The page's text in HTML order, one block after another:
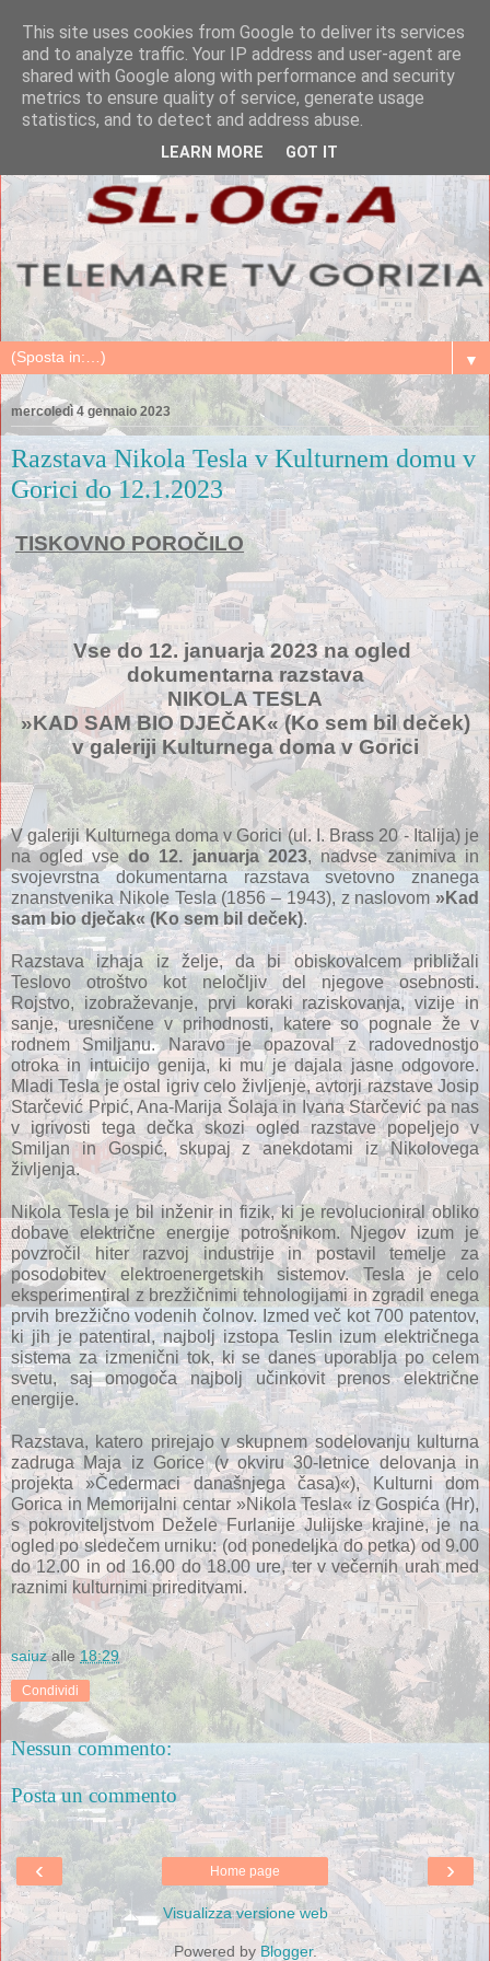
▼
mercoledì 4 gennaio 2023
Razstava Nikola Tesla v Kulturnem domu v
Gorici do 12.1.2023
TISKOVNO POROČILO
Vse do 12. januarja 2023 na ogled
dokumentarna razstava
NIKOLA TESLA
»KAD SAM BIO DJEČAK« (Ko sem bil deček)
v galeriji Kulturnega doma v Gorici
V galeriji Kulturnega doma v Gorici (ul. I. Brass 20 - Italija) je
na ogled vse do 12. januarja 2023, nadvse zanimiva in
svojevrstna dokumentarna razstava svetovno znanega
znanstvenika Nikole Tesla (1856 – 1943), z naslovom »Kad
sam bio dječak« (Ko sem bil deček).
Razstava izhaja iz želje, da bi obiskovalcem približali
Teslovo otroštvo kot neločljiv del njegove osebnosti.
Rojstvo, izobraževanje, prvi koraki raziskovanja, vizije in
sanje, uresničene v prihodnosti, katere so pognale že v
rodnem Smiljanu. Naravo je opazoval z radovednostjo
otroka in intuicijo genija, ki mu je dajala jasne odgovore.
Mladi Tesla je ostal igriv celo življenje, avtorji razstave Josip
Starčević Prpić, Ana-Marija Šolaja in Ivana Starčević pa nas
v igrivosti tega dečka skozi ogled razstave popeljejo v
Smiljan in Gospić, skupaj z anekdotami iz Nikolovega
življenja.
Nikola Tesla je bil inženir in fizik, ki je revolucioniral obliko
dobave električne energije potrošnikom. Njegov izum je
povzročil hiter razvoj industrije in postavil temelje za
posodobitev elektroenergetskih sistemov. Tesla je celo
eksperimentiral z brezžičnimi tehnologijami in zgradil enega
prvih brezžično vodenih čolnov. Izmed več kot 700 patentov,
ki jih je patentiral, najbolj izstopa Teslin izum električnega
sistema za izmenični tok, ki se danes uporablja po celem
svetu, saj omogoča najbolj učinkovit prenos električne
energije.
Razstava, katero prirejajo v skupnem sodelovanju kulturna
zadruga Maja iz Gorice (v okviru 30-letnice delovanja in
projekta »Čedermaci današnjega časa)«), Kulturni dom
Gorica in Memorijalni centar »Nikola Tesla« iz Gospića (Hr),
s pokroviteljstvom Dežele Furlanije Julijske krajine, je na
ogled po sledečem urniku: (od ponedeljka do petka) od 9.00
do 12.00 in od 16.00 do 18.00 ure, ter v večernih urah med
raznimi kulturnimi prireditvami.
saiuz alle18:29
Condividi
Nessun commento:
Posta un commento
‹ ›
Home page
Visualizza versione web
Powered by Blogger.
This site uses cookies from Google to deliver its services
and to analyze traffic. Your IP address and user-agent are
shared with Google along with performance and security
metrics to ensure quality of service, generate usage
statistics, and to detect and address abuse.
LEARN MORE GOT IT